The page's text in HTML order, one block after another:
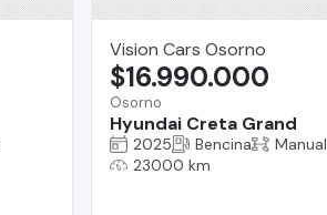
Vision Cars Osorno
Osorno
Hyundai Creta Grand
$16.990.000
2025 Bencina
Manual
23000 km